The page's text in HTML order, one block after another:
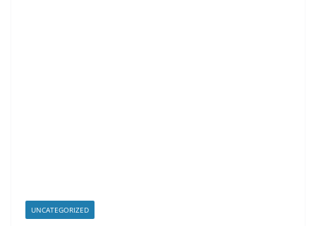
UNCATEGORIZED